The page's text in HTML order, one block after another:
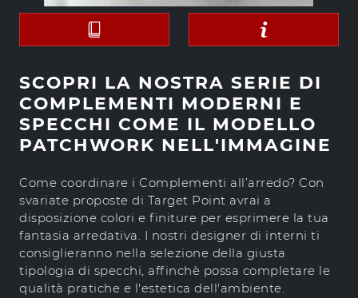
SCOPRI LA NOSTRA SERIE DI
COMPLEMENTI MODERNI E
SPECCHI COME IL MODELLO
PATCHWORK NELL'IMMAGINE
Come coordinare i Complementi all’arredo? Con
svariate proposte di Target Point avrai a
disposizione colori e finiture per esprimere la tua
fantasia arredativa. I nostri designer di interni ti
consiglieranno nella selezione della giusta
tipologia di specchi, affinchè possa completare le
qualità pratiche e l'estetica dell'ambiente.